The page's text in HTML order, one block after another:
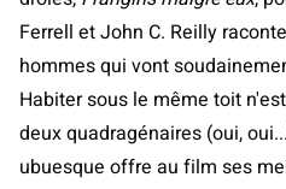
Ferrell et John C. Reilly
hommes qui vont
Habiter sous le même toit
deux quadragénaires (oui,
ubuesque offre au film ses